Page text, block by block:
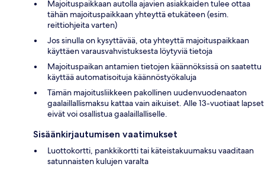
Majoituspaikkaan autolla ajavien asiakkaiden tulee ottaa
tähän majoituspaikkaan yhteyttä etukäteen (esim.
reittiohjeita varten)
Jos sinulla on kysyttävää, ota yhteyttä majoituspaikkaan
käyttäen varausvahvistuksesta löytyviä tietoja
Majoituspaikan antamien tietojen käännöksissä on saatettu
käyttää automatisoituja käännöstyökaluja
Tämän majoitusliikkeen pakollinen uudenvuodenaaton
gaalaillallismaksu kattaa vain aikuiset. Alle 13-vuotiaat lapset
eivät voi osallistua gaalaillalliselle.
Sisäänkirjautumisen vaatimukset
Luottokortti, pankkikortti tai käteistakuumaksu vaaditaan
satunnaisten kulujen varalta